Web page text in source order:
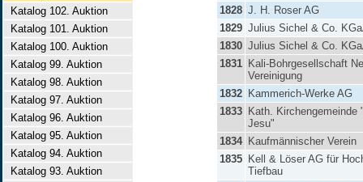
Katalog 102. Auktion
Katalog 101. Auktion
Katalog 100. Auktion
Katalog 99. Auktion
Katalog 98. Auktion
Katalog 97. Auktion
Katalog 96. Auktion
Katalog 95. Auktion
Katalog 94. Auktion
Katalog 93. Auktion
1828 J. H. Roser AG
1829 Julius Sichel & Co.
1830 Julius Sichel & Co.
1831 Kali-Bohrgesellschaft
Vereinigung
1832 Kammerich-Werke AG
1833 Kath. Kirchengemeinde
Jesu"
1834 Kaufmännischer Verein
1835 Kell & Löser AG für
Tiefbau